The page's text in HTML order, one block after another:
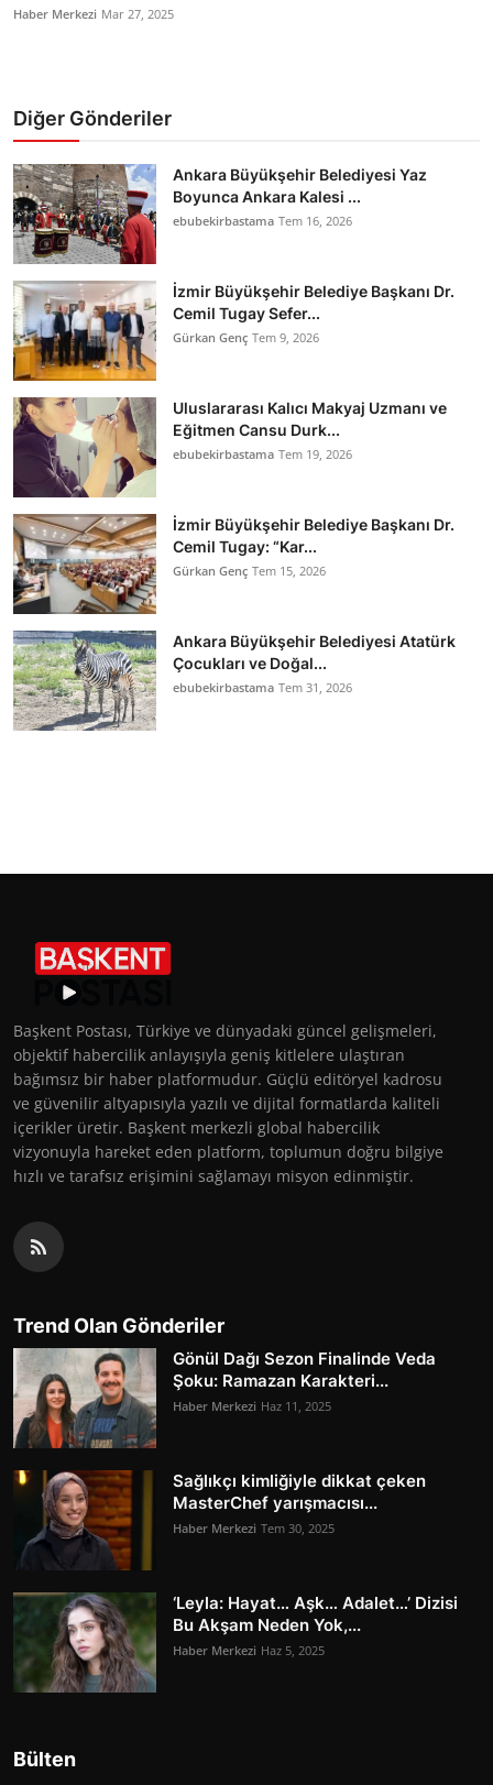
Haber Merkezi Mar 27, 2025
Diğer Gönderiler
Ankara Büyükşehir Belediyesi Yaz
Boyunca Ankara Kalesi ...
ebubekirbastama Tem 16, 2026
İzmir Büyükşehir Belediye Başkanı Dr.
Cemil Tugay Sefer...
Gürkan Genç Tem 9, 2026
Uluslararası Kalıcı Makyaj Uzmanı ve
Eğitmen Cansu Durk...
ebubekirbastama Tem 19, 2026
İzmir Büyükşehir Belediye Başkanı Dr.
Cemil Tugay: “Kar...
Gürkan Genç Tem 15, 2026
Ankara Büyükşehir Belediyesi Atatürk
Çocukları ve Doğal...
ebubekirbastama Tem 31, 2026
Başkent Postası, Türkiye ve dünyadaki güncel gelişmeleri,
objektif habercilik anlayışıyla geniş kitlelere ulaştıran
bağımsız bir haber platformudur. Güçlü editöryel kadrosu
ve güvenilir altyapısıyla yazılı ve dijital formatlarda kaliteli
içerikler üretir. Başkent merkezli global habercilik
vizyonuyla hareket eden platform, toplumun doğru bilgiye
hızlı ve tarafsız erişimini sağlamayı misyon edinmiştir.
Trend Olan Gönderiler
Gönül Dağı Sezon Finalinde Veda
Şoku: Ramazan Karakteri...
Haber Merkezi Haz 11, 2025
Sağlıkçı kimliğiyle dikkat çeken
MasterChef yarışmacısı...
Haber Merkezi Tem 30, 2025
‘Leyla: Hayat… Aşk… Adalet…’ Dizisi
Bu Akşam Neden Yok,...
Haber Merkezi Haz 5, 2025
Bülten